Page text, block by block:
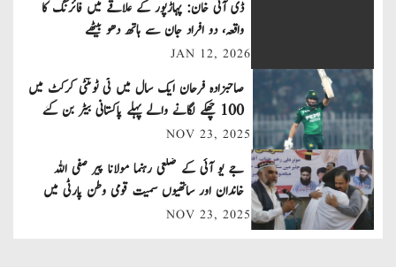
a
v
i
g
a
ڈی آئی خان: پہاڑپور کے علاقے میں فائرنگ کا
واقعہ، دو افراد جان سے ہاتھ دھو بیٹھے
JAN 12, 2026
صاحبزادہ فرحان ایک سال میں ٹی ٹوئنٹی کرکٹ میں
100 چھکے لگانے والے پہلے پاکستانی بیٹر بن گئے
NOV 23, 2025
جے یو آئی کے ضلعی رہنما مولانا پیر صفی اللہ
خاندان اور ساتھیوں سمیت قومی وطن پارٹی میں
شامل
NOV 23, 2025